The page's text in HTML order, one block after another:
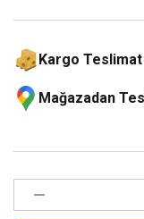
Kargo
Mağazadan